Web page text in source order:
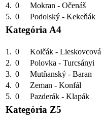
4. 0 Mokran - Očenáš
5. 0 Podolský - Kekeňák
Kategória A4
1. 0 Kolčák - Lieskovcová
2. 0 Polovka - Turcsányi
3. 0 Mutňanský - Baran
4. 0 Zeman - Konfál
5. 0 Pazderák - Klapák
Kategória Z5